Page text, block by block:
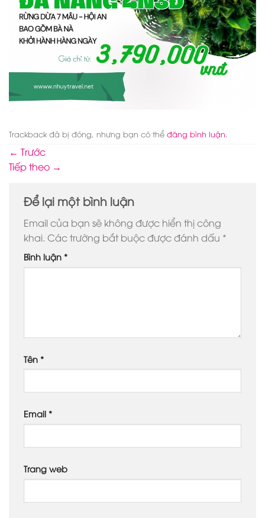
Trackback đã bị đóng, nhưng bạn có thể đăng bình luận
← Trước
Tiếp theo →
Để lại một bình luận
Email của bạn sẽ không được hiển thị công
khai. Các trường bắt buộc được đánh dấu *
Bình luận *
Tên *
Email *
Trang web